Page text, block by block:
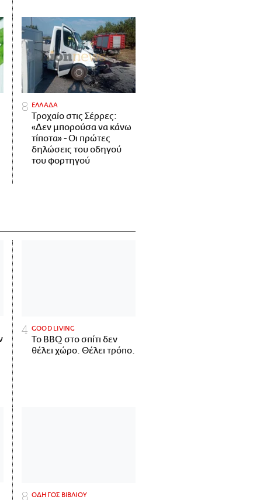
ΕΛΛΑΔΑ
Τροχαίο στις Σέρρες:
«Δεν μπορούσα να κάνω
τίποτα» - Οι πρώτες
δηλώσεις του οδηγού
του φορτηγού
GOOD LIVING
Το BBQ στο σπίτι δεν
θέλει χώρο. Θέλει τρόπο.
ΟΔΗΓΟΣ ΒΙΒΛΙΟΥ